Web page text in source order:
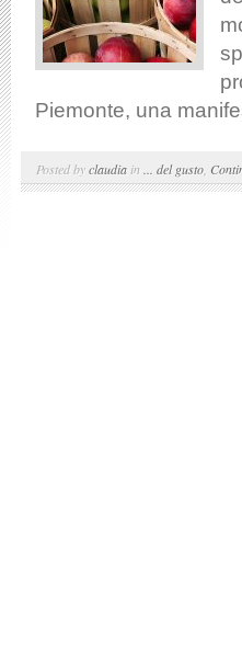
Piemonte, una
Posted byclaudia in ... del gusto